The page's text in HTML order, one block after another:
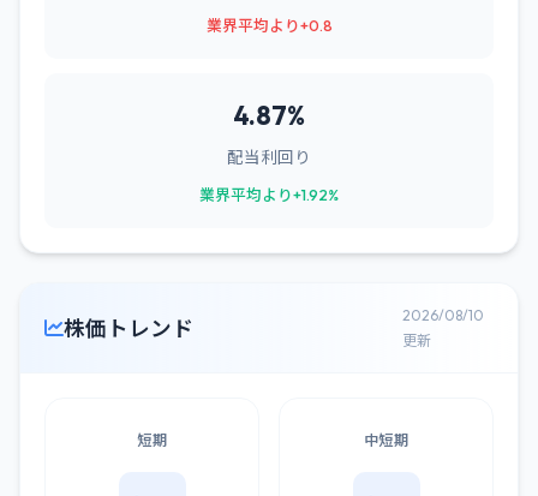
業界平均より+0.8
4.87%
配当利回り
業界平均より+1.92%
株価トレンド
2026/08/10
更新
短期 中短期